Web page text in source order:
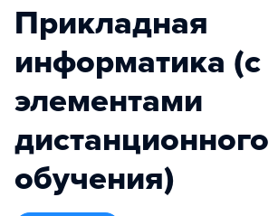
Прикладная
информатика (с
элементами
дистанционного
обучения)